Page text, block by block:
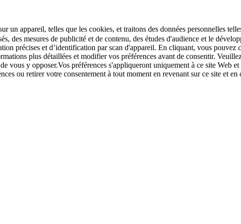
un appareil, telles que les cookies, et traitons des données personnelles
des mesures de publicité et de contenu, des études d'audience et le
précises et d’identification par scan d'appareil. En cliquant, vous
plus détaillées et modifier vos préférences avant de consentir.
vous y opposer.Vos préférences s'appliqueront uniquement à ce site Web
ou retirer votre consentement à tout moment en revenant sur ce site et